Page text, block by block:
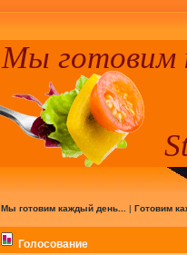
Мы готовим
Мы готовим каждый день... | Готовим
Голосование